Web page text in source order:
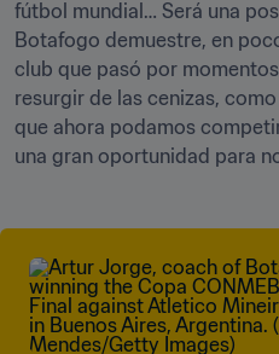
fútbol mundial… Será una
Botafogo demuestre, en
club que pasó por
resurgir de las cenizas,
que ahora podamos
una gran oportunidad para